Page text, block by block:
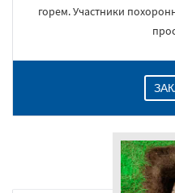
горем. Участники